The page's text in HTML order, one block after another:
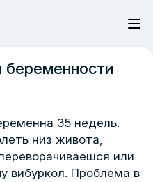
беременности
35 недель.
низ живота,
или
вибуркол. Проблема в